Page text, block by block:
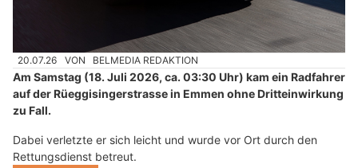
20.07.26 VON BELMEDIA REDAKTION
Am Samstag (18. Juli 2026, ca. 03:30 Uhr) kam ein Radfahrer
auf der Rüeggisingerstrasse in Emmen ohne Dritteinwirkung
zu Fall.
Dabei verletzte er sich leicht und wurde vor Ort durch den
Rettungsdienst betreut.